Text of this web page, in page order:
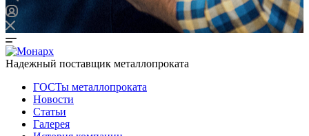
Надежный поставщик металлопроката
ГОСТы металлопроката
Новости
Статьи
Галерея